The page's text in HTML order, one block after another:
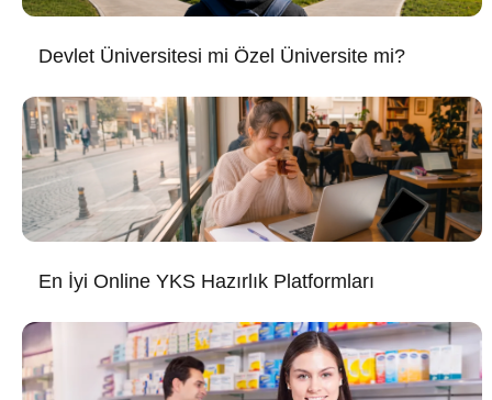
Devlet Üniversitesi mi Özel Üniversite mi?
En İyi Online YKS Hazırlık Platformları